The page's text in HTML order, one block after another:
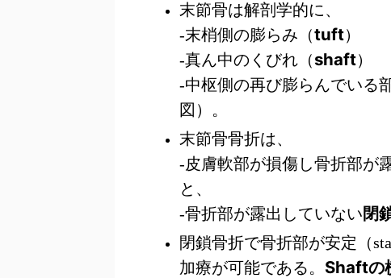
末節骨は解剖学的に、
-末梢側の膨らみ（tuft）
-真ん中のくびれ（shaft）
-中枢側の再び膨らんでいる
図）。
末節骨骨折は、
-皮膚軟部が損傷し骨折部が
と、
-骨折部が露出していない閉
閉鎖骨折で骨折部が安定（
加療が可能である。 Shaftの